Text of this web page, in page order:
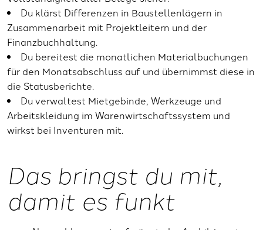
Du klärst Differenzen in Baustellenlägern in
Zusammenarbeit mit Projektleitern und der
Finanzbuchhaltung.
Du bereitest die monatlichen Materialbuchungen
für den Monatsabschluss auf und übernimmst diese in
die Statusberichte.
Du verwaltest Mietgebinde, Werkzeuge und
Arbeitskleidung im Warenwirtschaftssystem und
wirkst bei Inventuren mit.
Das bringst du mit,
damit es funkt